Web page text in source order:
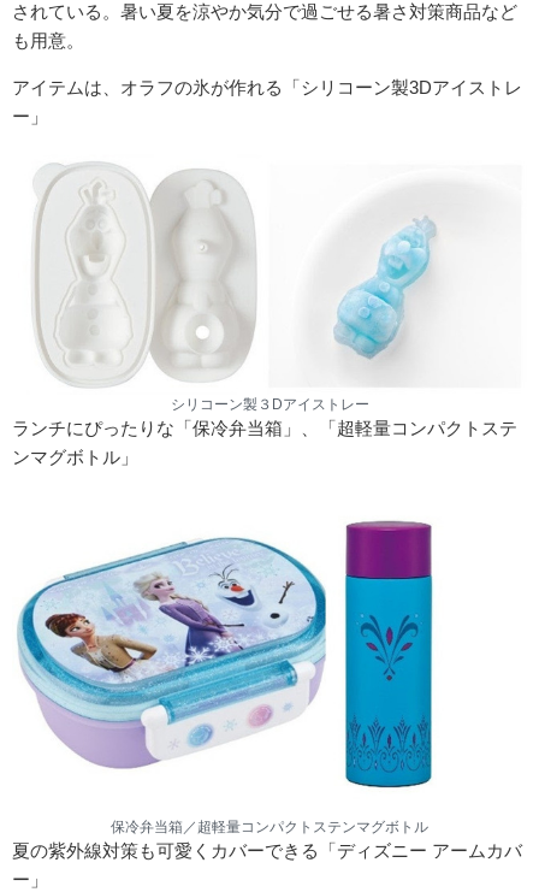
されている。暑い夏を涼やか気分で過ごせる暑さ対策商品など
も用意。
アイテムは、オラフの氷が作れる「シリコーン製3Dアイストレ
ー」
シリコーン製３Dアイストレー
ランチにぴったりな「保冷弁当箱」、「超軽量コンパクトステ
ンマグボトル」
保冷弁当箱／超軽量コンパクトステンマグボトル
夏の紫外線対策も可愛くカバーできる「ディズニー アームカバ
ー」